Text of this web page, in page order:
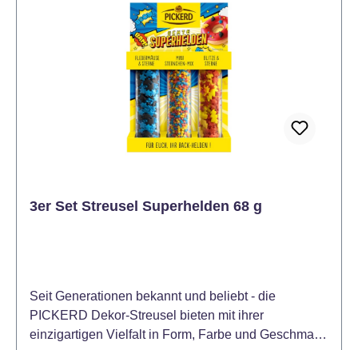
3er Set Streusel Superhelden 68 g
Seit Generationen bekannt und beliebt - die
PICKERD Dekor-Streusel bieten mit ihrer
einzigartigen Vielfalt in Form, Farbe und Geschmack